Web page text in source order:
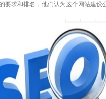
要求和排名，他们认为这个网站建设